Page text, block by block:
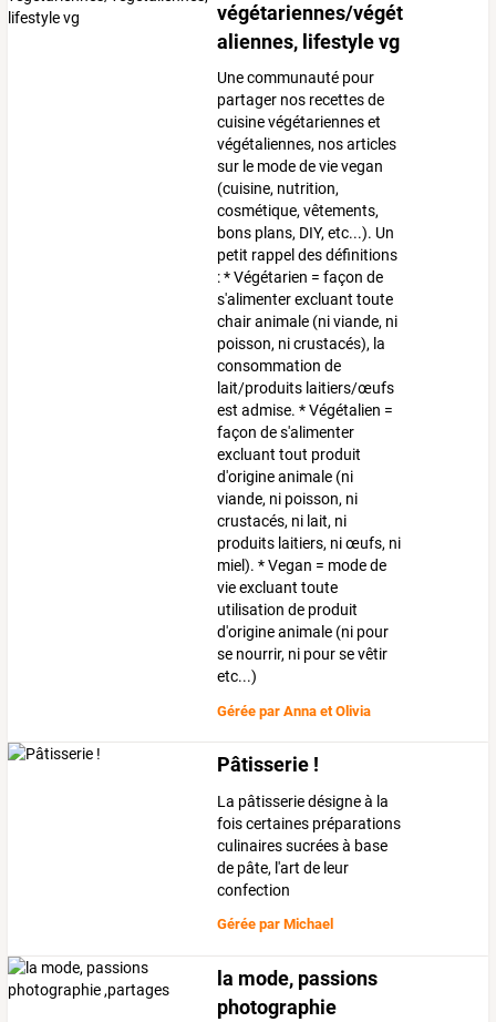
végétariennes/végét
aliennes, lifestyle vg
Une communauté pour
partager nos recettes de
cuisine végétariennes et
végétaliennes, nos articles
sur le mode de vie vegan
(cuisine, nutrition,
cosmétique, vêtements,
bons plans, DIY, etc...). Un
petit rappel des définitions
: * Végétarien = façon de
s'alimenter excluant toute
chair animale (ni viande, ni
poisson, ni crustacés), la
consommation de
lait/produits laitiers/œufs
est admise. * Végétalien =
façon de s'alimenter
excluant tout produit
d'origine animale (ni
viande, ni poisson, ni
crustacés, ni lait, ni
produits laitiers, ni œufs, ni
miel). * Vegan = mode de
vie excluant toute
utilisation de produit
d'origine animale (ni pour
se nourrir, ni pour se vêtir
etc...)
Gérée parAnna et Olivia
Pâtisserie !
La pâtisserie désigne à la
fois certaines préparations
culinaires sucrées à base
de pâte, l'art de leur
confection
Gérée parMichael
la mode, passions
photographie